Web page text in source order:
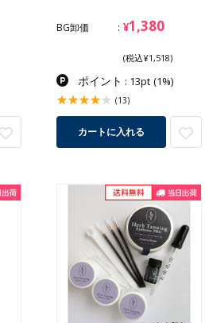
BG卸価 ¥1,380
(税込¥1,518)
ポイント : 13pt (1%)
(13)
カートに入れる